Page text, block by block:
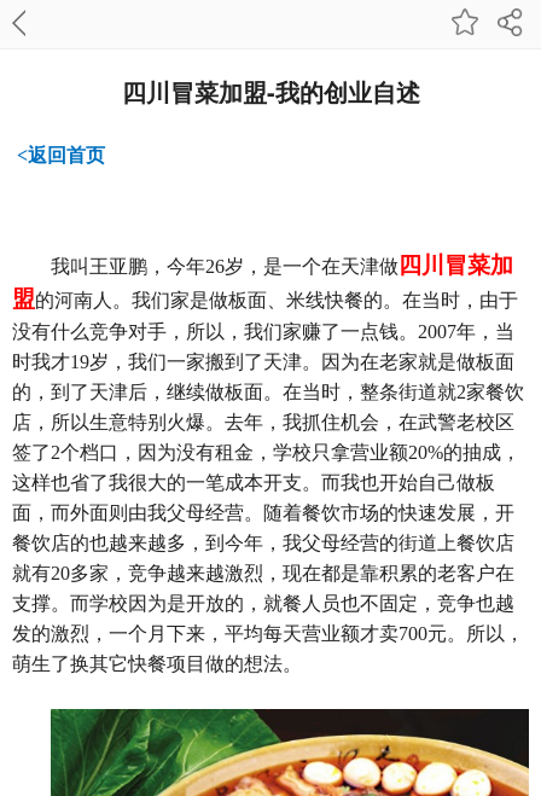
四川冒菜加盟-我的创业自述
<返回首页
我叫王亚鹏，今年26岁，是一个在天津做 四川冒菜加
盟的河南人。我们家是做板面、米线快餐的。在当时，由于
没有什么竞争对手，所以，我们家赚了一点钱。2007年，当
时我才19岁，我们一家搬到了天津。因为在老家就是做板面
的，到了天津后，继续做板面。在当时，整条街道就2家餐饮
店，所以生意特别火爆。去年，我抓住机会，在武警老校区
签了2个档口，因为没有租金，学校只拿营业额20%的抽成，
这样也省了我很大的一笔成本开支。而我也开始自己做板
面，而外面则由我父母经营。随着餐饮市场的快速发展，开
餐饮店的也越来越多，到今年，我父母经营的街道上餐饮店
就有20多家，竞争越来越激烈，现在都是靠积累的老客户在
支撑。而学校因为是开放的，就餐人员也不固定，竞争也越
发的激烈，一个月下来，平均每天营业额才卖700元。所以，
萌生了换其它快餐项目做的想法。